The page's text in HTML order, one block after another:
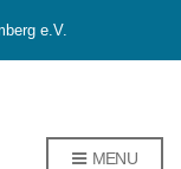
e.V.
MENU